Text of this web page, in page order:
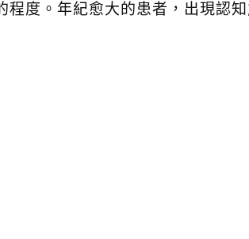
度。年紀愈大的患者，出現認